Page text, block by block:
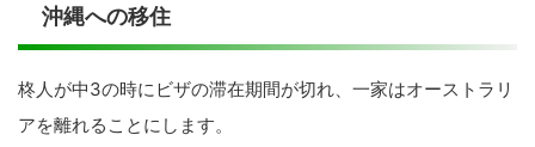
沖縄への移住
柊人が中3の時にビザの滞在期間が切れ、一家はオーストラリ
アを離れることにします。